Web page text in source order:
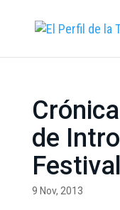
de
Festival
9 Nov, 2013